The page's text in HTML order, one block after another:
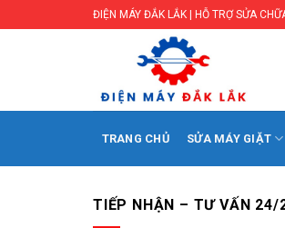
to
ĐIỆN MÁY ĐẮK LẮK | HỖ TRỢ SỬA
TRANG CHỦ SỬA MÁY GIẶT
TIẾP NHẬN – TƯ VẤN 24/